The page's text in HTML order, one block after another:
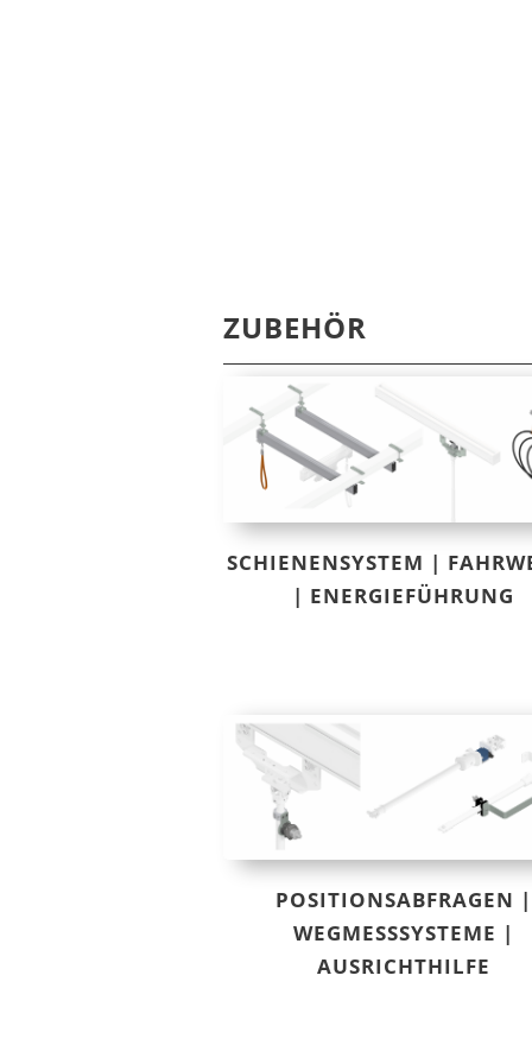
ZUBEHÖR
SCHIENENSYSTEM |
| ENERGIEFÜHRUNG
POSITIONSABFRAGEN |
WEGMESSSYSTEME |
AUSRICHTHILFE